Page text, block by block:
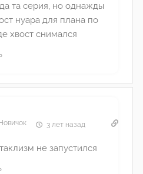
та серия, но однажды
нуара для плана по
хвост снимался
3 лет назад
не запустился